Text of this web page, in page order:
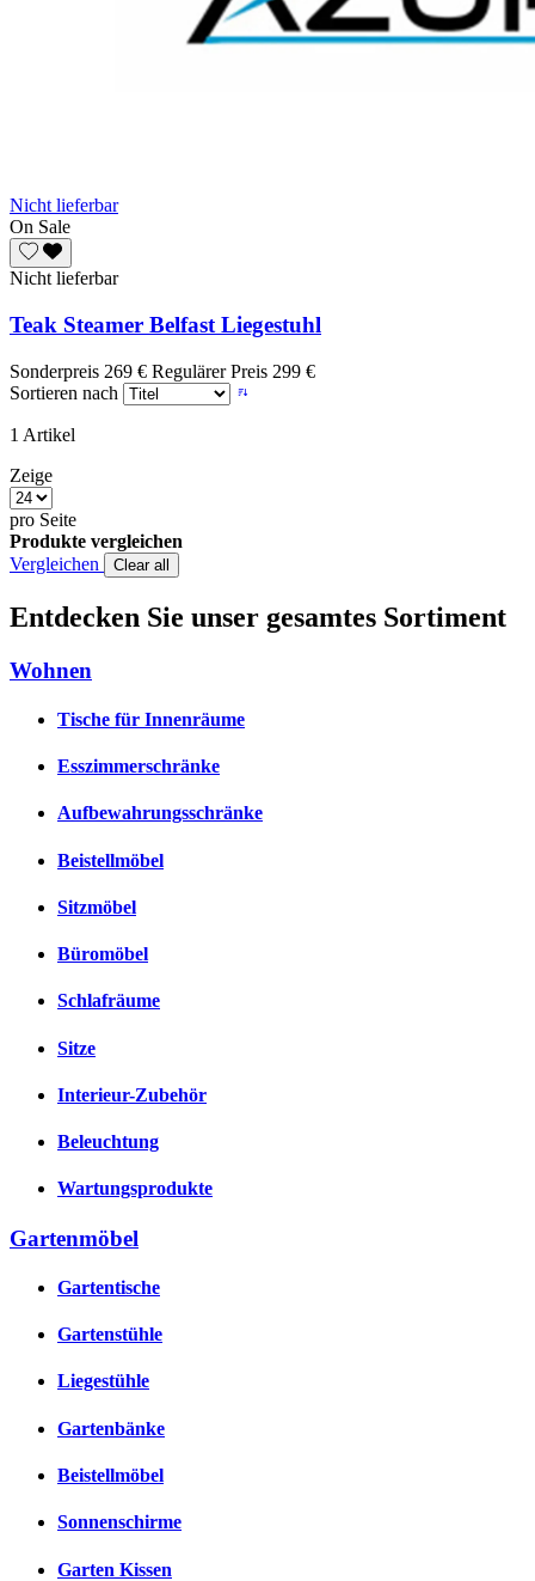
Nicht lieferbar
On Sale
Nicht lieferbar
Teak Steamer Belfast Liegestuhl
Sonderpreis 269 € Regulärer Preis 299 €
Sortieren nach
1 Artikel
Zeige
pro Seite
Produkte vergleichen
Vergleichen
Clear all
Entdecken Sie unser gesamtes Sortiment
Wohnen
Tische für Innenräume
Esszimmerschränke
Aufbewahrungsschränke
Beistellmöbel
Sitzmöbel
Büromöbel
Schlafräume
Sitze
Interieur-Zubehör
Beleuchtung
Wartungsprodukte
Gartenmöbel
Gartentische
Gartenstühle
Liegestühle
Gartenbänke
Beistellmöbel
Sonnenschirme
Garten Kissen